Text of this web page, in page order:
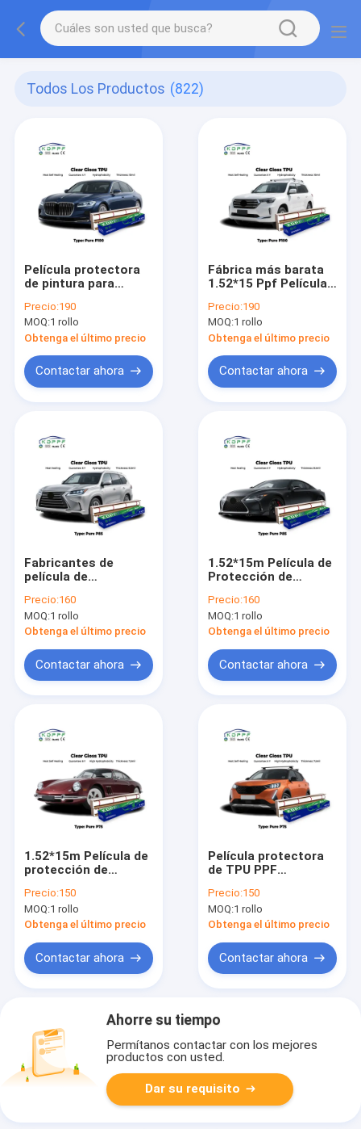
Todos Los Productos (822)
Película protectora
de pintura para
autocuración
brillante y
transparente de
15*1.52M
Precio:190
MOQ:1 rollo
Obtenga el último precio
Contactar ahora
Fábrica más barata
1.52*15 Ppf Película
transparente para
envolver coches Tpu
PPF para coches
Precio:190
MOQ:1 rollo
Obtenga el último precio
Contactar ahora
Fabricantes de
película de
pintura Tpu Ppf,
vinilo protector para
coche, PPF
Precio:160
MOQ:1 rollo
Obtenga el último precio
Contactar ahora
1.52*15m Película de
Protección de
TPU PPF Autocurable
de Fabricantes
Precio:160
MOQ:1 rollo
Obtenga el último precio
Contactar ahora
1.52*15m Película de
protección de
contra amarilleo para
automóviles
Precio:150
MOQ:1 rollo
Obtenga el último precio
Contactar ahora
Película protectora
de TPU PPF
antiarañazos para
envolver
automóviles, película
autocurable para
automóviles
Precio:150
MOQ:1 rollo
Obtenga el último precio
Contactar ahora
Ahorre su tiempo
Permítanos contactar con los mejores
productos con usted.
Dar su requisito